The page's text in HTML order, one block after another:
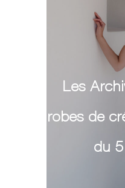
Les
robes de
du